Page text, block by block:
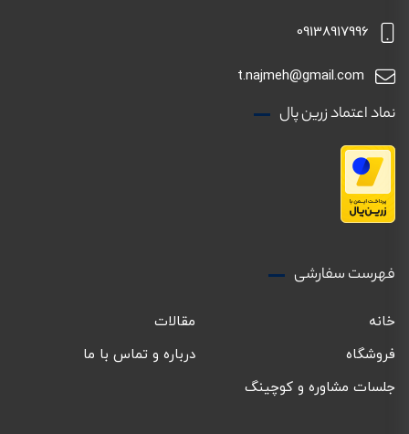
09138917996
t.najmeh@gmail.com
نماد اعتماد زرین پال
فهرست سفارشی
خانه
مقالات
فروشگاه
درباره و تماس با ما
جلسات مشاوره و کوچینگ